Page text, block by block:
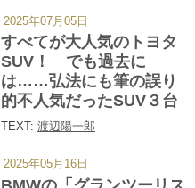
すべてが大人気のトヨタ
SUV！ でも過去に
は……弘法にも筆の誤り
的不人気だったSUV３台
TEXT: 渡辺陽一郎
2025年07月05日
2025年05月16日